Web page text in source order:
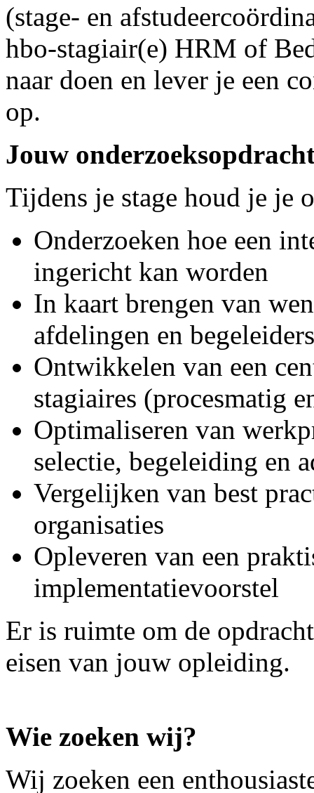
(stage- en
hbo‑stagiair(e) HRM of
naar doen en lever je een
op.
Jouw
Tijdens je stage houd je je
Onderzoeken hoe een
ingericht kan worden
In kaart brengen van
afdelingen en begeleiders
Ontwikkelen van een
stagiaires (procesmatig
Optimaliseren van
selectie, begeleiding en
Vergelijken van best
organisaties
Opleveren van een
implementatievoorstel
Er is ruimte om de
eisen van jouw opleiding.
Wie zoeken wij?
Wij zoeken een